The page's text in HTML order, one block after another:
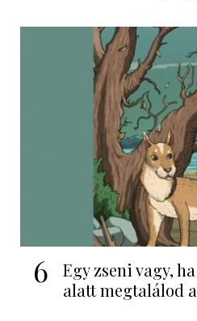
6
Egy zseni vagy,
alatt megtalálod